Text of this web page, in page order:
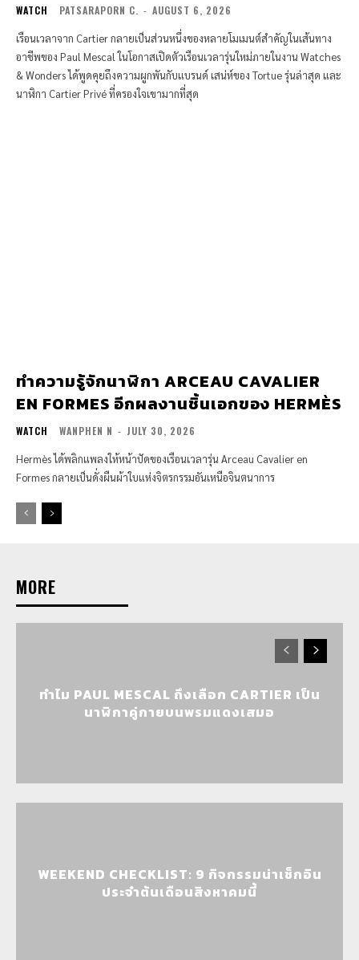
WATCH PATSARAPORN C. - AUGUST 6, 2026
เรือนเวลาจาก Cartier กลายเป็นส่วนหนึ่งของหลายโมเมนต์สำคัญในเส้นทาง
อาชีพของ Paul Mescal ในโอกาสเปิดตัวเรือนเวลารุ่นใหม่ภายในงาน Watches
& Wonders ได้พูดคุยถึงความผูกพันกับแบรนด์ เสน่ห์ของ Tortue รุ่นล่าสุด และ
นาฬิกา Cartier Privé ที่ครองใจเขามากที่สุด
ทำความรู้จักนาฬิกา ARCEAU CAVALIER
EN FORMES อีกผลงานชิ้นเอกของ HERMÈS
WATCH WANPHEN N - JULY 30, 2026
Hermès ได้พลิกแพลงให้หน้าปัดของเรือนเวลารุ่น Arceau Cavalier en
Formes กลายเป็นดั่งผืนผ้าใบแห่งจิตรกรรมอันเหนือจินตนาการ
MORE
ทำไม PAUL MESCAL ถึงเลือก CARTIER เป็น
นาฬิกาคู่กายบนพรมแดงเสมอ
WEEKEND CHECKLIST: 9 กิจกรรมน่าเช็กอิน
ประจำต้นเดือนสิงหาคมนี้